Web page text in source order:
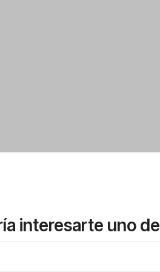
interesarte uno